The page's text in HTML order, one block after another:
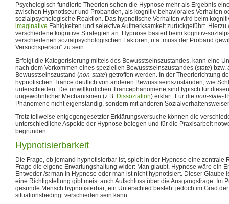
Psychologisch fundierte Theorien sehen die Hypnose mehr als Ergebnis
zwischen Hypnotiseur und Probanden, als kognitiv-behaviorales Verhalten
sozialpsychologische Reaktion. Das hypnotische Verhalten wird beim
imaginative Fähigkeiten und selektive Aufmerksamkeit zurückgeführt.
verschiedene kognitive Strategien an. Hypnose basiert beim kognitiv-
verschiedenen sozialpsychologischen Faktoren, u.a. muss der Proband
Versuchsperson“ zu sein.
Erfolgt die Kategorisierung mittels des Bewusstseinszustandes, kann eine
nach dem Vorkommen eines speziellen Bewusstseinszustandes (state) bzw.
Bewusstseinszustand (non-state) getroffen werden. In der Theorierichtung
hypnotischen Trance deutlich von anderen Bewusstseinszuständen, wie
unterschieden. Die unwillkürlichen Trancephänomene sind typisch für
ungewöhnlicher Mechanismen (z.B. Dissoziation) erklärt. Für die non-state-
Phänomene nicht eigenständig, sondern mit anderen
Trotz teilweise entgegengesetzter Erklärungsversuche können die
unterschiedliche Aspekte der Hypnose belegen und für die Praxisarbeit
begründen.
Hypnotisierbarkeit
Die Frage, ob jemand hypnotisierbar ist, spielt in der Hypnose eine zentrale
Frage die eigene Erwartungshaltung wider: Man glaubt, Hypnose wäre ein
Entweder istman in Hypnose oder man ist nicht hypnotisiert. Dieser Glaube
eine Richtigstellung gibt meist auch Aufschluss über die Ausgangsfrage: Im
gesunde Mensch hypnotisierbar; ein Unterschied besteht jedoch im Grad
situationsbedingt verschieden sein kann.